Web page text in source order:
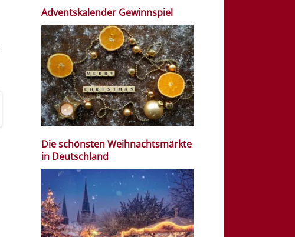
Adventskalender Gewinnspiel
Die schönsten Weihnachtsmärkte
in Deutschland